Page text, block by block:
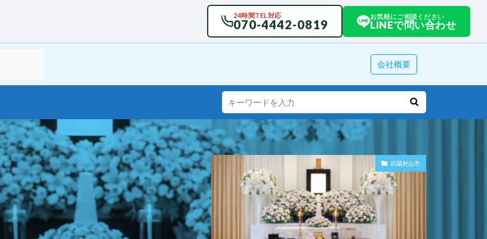
24時間TEL対応
070-4442-0819
お気軽にご相談ください
LINEで問い合わせ
会社概要
武蔵村山市